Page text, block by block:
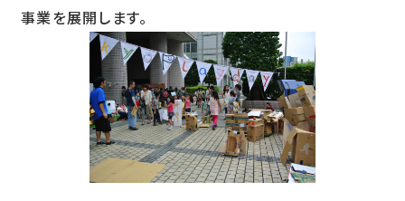
事業を展開します。